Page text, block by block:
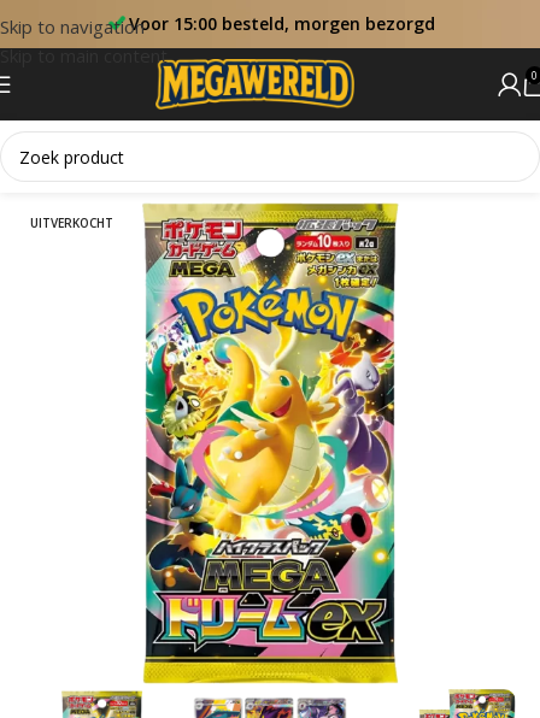
Skip to navigation
Skip to main content
Voor 15:00 besteld, morgen bezorgd
0
Home Booster Packs
UITVERKOCHT